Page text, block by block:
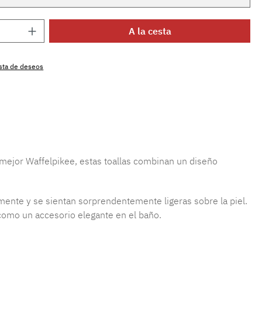
del producto: introduce la cantidad
A la cesta
de deseos
Waffelpikee, estas toallas combinan un diseño
y se sientan sorprendentemente ligeras sobre la piel.
un accesorio elegante en el baño.